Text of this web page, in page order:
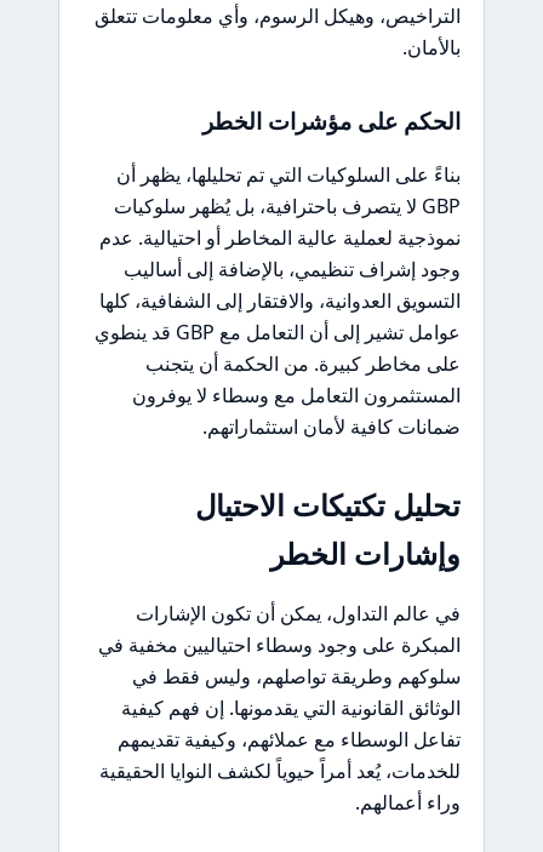
التراخيص، وهيكل الرسوم، وأي معلومات تتعلق
بالأمان.
الحكم على مؤشرات الخطر
بناءً على السلوكيات التي تم تحليلها، يظهر أن
GBP لا يتصرف باحترافية، بل يُظهر سلوكيات
نموذجية لعملية عالية المخاطر أو احتيالية. عدم
وجود إشراف تنظيمي، بالإضافة إلى أساليب
التسويق العدوانية، والافتقار إلى الشفافية، كلها
عوامل تشير إلى أن التعامل مع GBP قد ينطوي
على مخاطر كبيرة. من الحكمة أن يتجنب
المستثمرون التعامل مع وسطاء لا يوفرون
ضمانات كافية لأمان استثماراتهم.
تحليل تكتيكات الاحتيال
وإشارات الخطر
في عالم التداول، يمكن أن تكون الإشارات
المبكرة على وجود وسطاء احتياليين مخفية في
سلوكهم وطريقة تواصلهم، وليس فقط في
الوثائق القانونية التي يقدمونها. إن فهم كيفية
تفاعل الوسطاء مع عملائهم، وكيفية تقديمهم
للخدمات، يُعد أمراً حيوياً لكشف النوايا الحقيقية
وراء أعمالهم.